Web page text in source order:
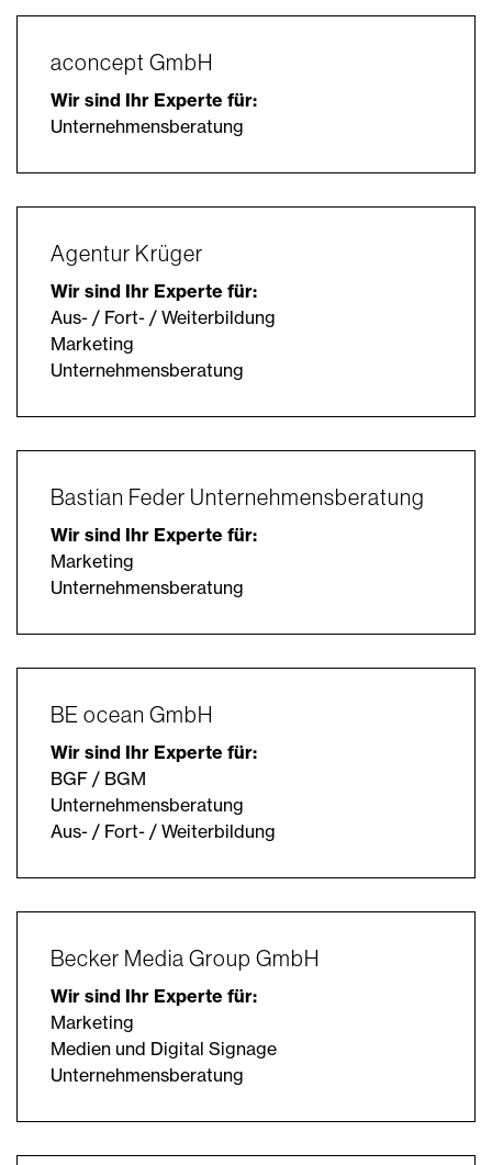
aconcept GmbH
Wir sind Ihr Experte für:
Unternehmensberatung
Agentur Krüger
Wir sind Ihr Experte für:
Aus- / Fort- / Weiterbildung
Marketing
Unternehmensberatung
Bastian Feder Unternehmensberatung
Wir sind Ihr Experte für:
Marketing
Unternehmensberatung
BE ocean GmbH
Wir sind Ihr Experte für:
BGF / BGM
Unternehmensberatung
Aus- / Fort- / Weiterbildung
Becker Media Group GmbH
Wir sind Ihr Experte für:
Marketing
Medien und Digital Signage
Unternehmensberatung